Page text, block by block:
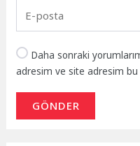
Daha sonraki
adresim ve site adresim bu
GÖNDER